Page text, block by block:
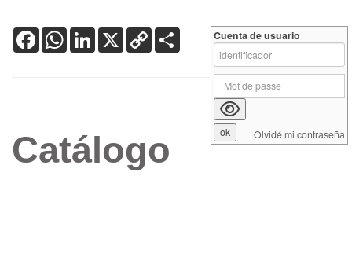
FacebookWhatsApp
LinkedIn
X Copy
Link
Catálogo
Cuenta de usuario
Olvidé mi contraseña